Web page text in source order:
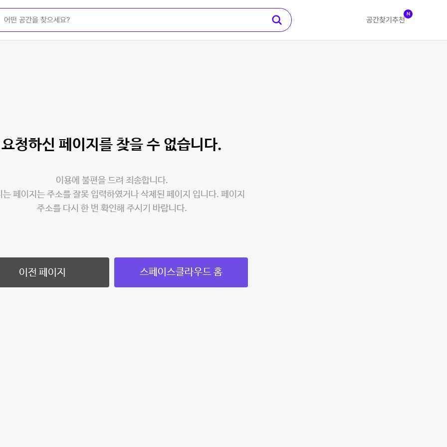
공간찾기 추천
N
요청하신 페이지를 찾을 수 없습니다.
이용에 불편을 드려 죄송합니다.
는 페이지는 주소를 잘못 입력하였거나 삭제된 페이지 입니다. 페이지
주소를 다시 한 번 확인해 주시기 바랍니다.
이전 페이지 스페이스클라우드 홈